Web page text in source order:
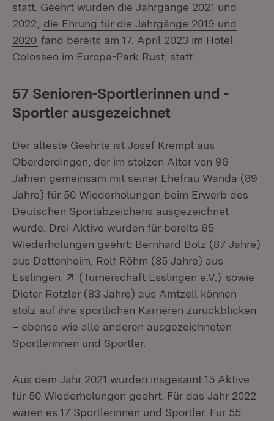
statt. Geehrt wurden die Jahrgänge 2021 und
2022,
die Ehrung für die Jahrgänge 2019 und
2020 fand bereits am 17. April 2023 im Hotel
Colosseo im Europa-Park Rust, statt.
57 Senioren-Sportlerinnen und -
Sportler ausgezeichnet
Der älteste Geehrte ist Josef Krempl aus
Oberderdingen, der im stolzen Alter von 96
Jahren gemeinsam mit seiner Ehefrau Wanda (89
Jahre) für 50 Wiederholungen beim Erwerb des
Deutschen Sportabzeichens ausgezeichnet
wurde. Drei Aktive wurden für bereits 65
Wiederholungen geehrt: Bernhard Bolz (87 Jahre)
aus Dettenheim, Rolf Röhm (85 Jahre) aus
Esslingen
Extern:
(Turnerschaft Esslingen e.V.) (Öffnet in
sowie
Dieter Rotzler (83 Jahre) aus Amtzell können
stolz auf ihre sportlichen Karrieren zurückblicken
– ebenso wie alle anderen ausgezeichneten
Sportlerinnen und Sportler.
Aus dem Jahr 2021 wurden insgesamt 15 Aktive
für 50 Wiederholungen geehrt. Für das Jahr 2022
waren es 17 Sportlerinnen und Sportler. Für 55